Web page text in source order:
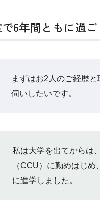
6年間ともに過
まずはお2人のご経歴
伺いしたいです。
私は大学を出てからは
（CCU）に勤めはじ
に進学しました。